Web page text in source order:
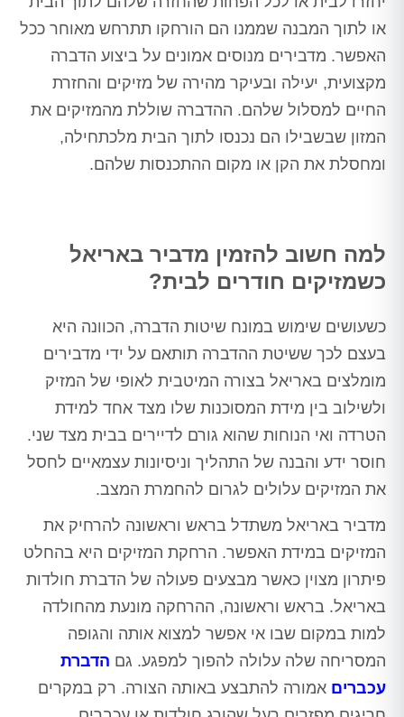
או לתוך המבנה שממנו הם הורחקו תתרחש מאוחר ככל
האפשר. מדבירים מנוסים אמונים על ביצוע הדברה
מקצועית, יעילה ובעיקר מהירה של מזיקים והחזרת
החיים למסלול שלהם. ההדברה שוללת מהמזיקים את
המזון שבשבילו הם נכנסו לתוך הבית מלכתחילה,
ומחסלת את הקן או מקום ההתכנסות שלהם.
למה חשוב להזמין מדביר באריאל
כשמזיקים חודרים לבית?
כשעושים שימוש במונח שיטות הדברה, הכוונה היא
בעצם לכך ששיטת ההדברה תותאם על ידי מדבירים
מומלצים באריאל בצורה המיטבית לאופי של המזיק
ולשילוב בין מידת המסוכנות שלו מצד אחד למידת
הטרדה ואי הנוחות שהוא גורם לדיירים בבית מצד שני.
חוסר ידע והבנה של התהליך וניסיונות עצמאיים לחסל
את המזיקים עלולים לגרום להחמרת המצב.
מדביר באריאל משתדל בראש וראשונה להרחיק את
המזיקים במידת האפשר. הרחקת המזיקים היא בהחלט
פיתרון מצוין כאשר מבצעים פעולה של הדברת חולדות
באריאל. בראש וראשונה, ההרחקה מונעת מהחולדה
למות במקום שבו אי אפשר למצוא אותה והגופה
המסריחה שלה עלולה להפוך למפגע. גם הדברת
עכברים אמורה להתבצע באותה הצורה. רק במקרים